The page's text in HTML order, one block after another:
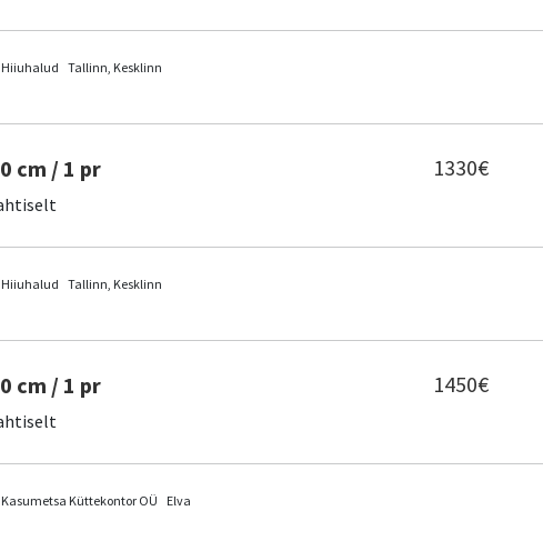
Hiiuhalud Tallinn, Kesklinn
1330€
cm / 1 pr
Hiiuhalud Tallinn, Kesklinn
1450€
cm / 1 pr
Kasumetsa Küttekontor OÜ Elva